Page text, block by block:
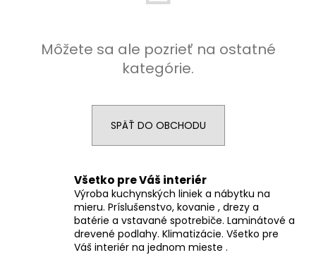
Môžete sa ale pozrieť na ostatné
kategórie.
SPÄŤ DO OBCHODU
Všetko pre Váš interiér
Výroba kuchynských liniek a nábytku na
mieru. Príslušenstvo, kovanie , drezy a
batérie a vstavané spotrebiče. Laminátové a
drevené podlahy. Klimatizácie. Všetko pre
Váš interiér na jednom mieste .